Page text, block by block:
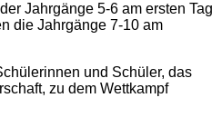
Jahrgänge 5-6 am ersten Tag
die Jahrgänge 7-10 am
und Schüler, das
zu dem Wettkampf